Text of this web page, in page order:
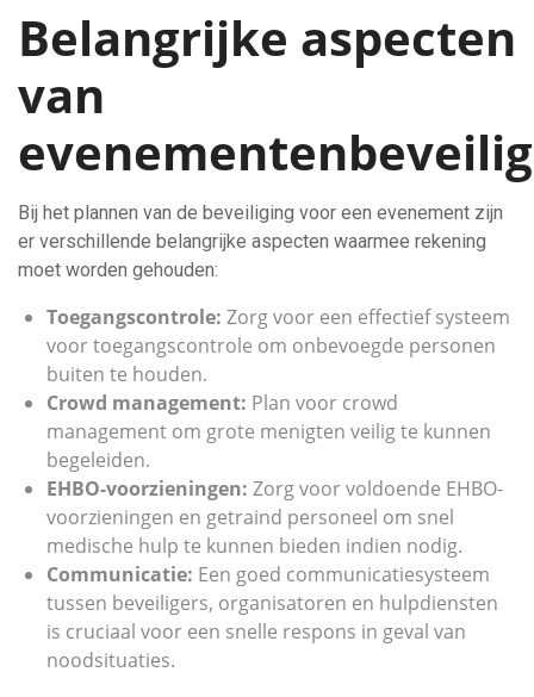
Belangrijke aspecten
van
Bij het plannen van de beveiliging voor een evenement zijn
er verschillende belangrijke aspecten waarmee rekening
moet worden gehouden:
Toegangscontrole: Zorg voor een effectief systeem
voor toegangscontrole om onbevoegde personen
buiten te houden.
Crowd management: Plan voor crowd
management om grote menigten veilig te kunnen
begeleiden.
EHBO-voorzieningen: Zorg voor voldoende EHBO-
voorzieningen en getraind personeel om snel
medische hulp te kunnen bieden indien nodig.
Communicatie: Een goed communicatiesysteem
tussen beveiligers, organisatoren en hulpdiensten
is cruciaal voor een snelle respons in geval van
noodsituaties.